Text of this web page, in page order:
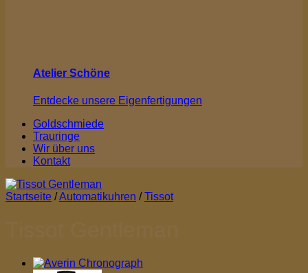
Atelier Schöne
Entdecke unsere Eigenfertigungen
Goldschmiede
Trauringe
Wir über uns
Kontakt
Startseite /Automatikuhren / Tissot